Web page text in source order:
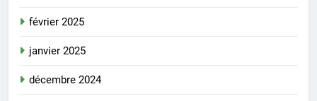
février 2025
janvier 2025
décembre 2024